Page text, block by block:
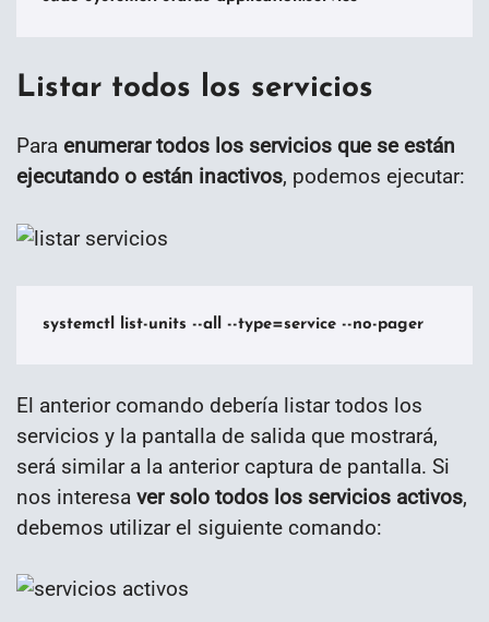
Listar todos los servicios
Para enumerar todos los servicios que se están
ejecutando o están inactivos, podemos ejecutar:
systemctl list-units --all --type=service --no-pager
El anterior comando debería listar todos los
servicios y la pantalla de salida que mostrará,
será similar a la anterior captura de pantalla. Si
nos interesa ver solo todos los servicios activos,
debemos utilizar el siguiente comando: